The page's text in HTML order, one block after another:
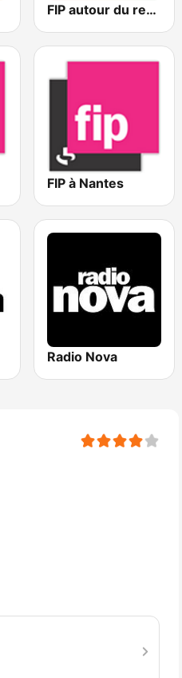
FIP autour du reggae
FIP à Nantes
Radio Nova